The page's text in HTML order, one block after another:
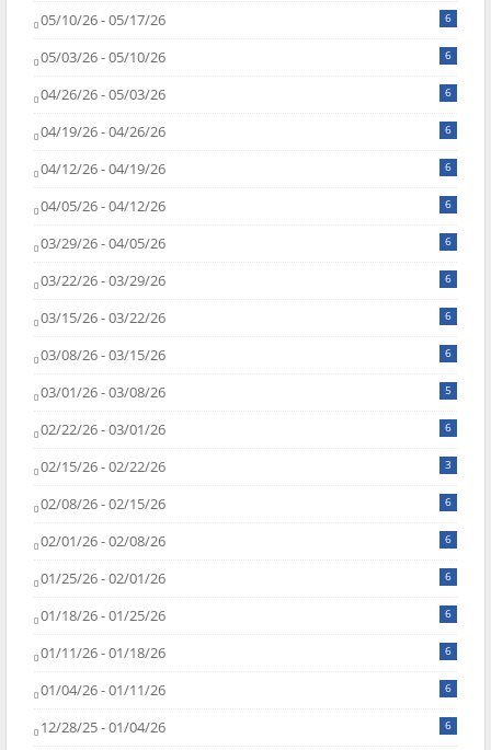
05/10/26 - 05/17/26 6
05/03/26 - 05/10/26 6
04/26/26 - 05/03/26 6
04/19/26 - 04/26/26 6
04/12/26 - 04/19/26 6
04/05/26 - 04/12/26 6
03/29/26 - 04/05/26 6
03/22/26 - 03/29/26 6
03/15/26 - 03/22/26 6
03/08/26 - 03/15/26 6
03/01/26 - 03/08/26 5
02/22/26 - 03/01/26 6
02/15/26 - 02/22/26 3
02/08/26 - 02/15/26 6
02/01/26 - 02/08/26 6
01/25/26 - 02/01/26 6
01/18/26 - 01/25/26 6
01/11/26 - 01/18/26 6
01/04/26 - 01/11/26 6
12/28/25 - 01/04/26 6